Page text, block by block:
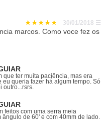
30/01/2018 ☰
marcos. Como voce fez os
que ter muita paciência, mas era
eu queria fazer há algum tempo. Só
outro...rsrs.
feitos com uma serra meia
ângulo de 60' e com 40mm de lado.